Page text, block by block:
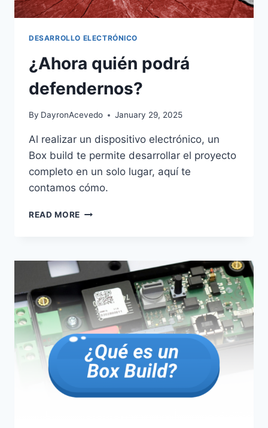
DESARROLLO ELECTRÓNICO
¿Ahora quién podrá
defendernos?
By DayronAcevedo January 29, 2025
Al realizar un dispositivo electrónico, un
Box build te permite desarrollar el proyecto
completo en un solo lugar, aquí te
contamos cómo.
READ MORE